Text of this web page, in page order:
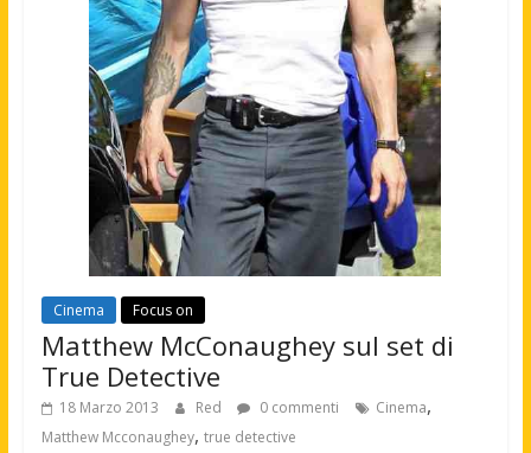
Cinema Focus on
Matthew McConaughey sul set di
True Detective
18 Marzo 2013 Red 0 commenti Cinema,
Matthew Mcconaughey, true detective